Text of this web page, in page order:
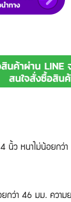
4 นิ้ว หนาไม่น้อยกว่
กว่า 46 มม. ควา